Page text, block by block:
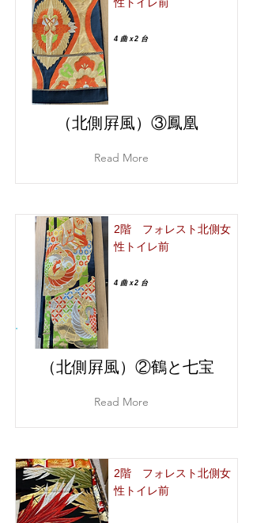
4 曲ｘ2 台
（北側屛風）③鳳凰
Read More
2階 フォレスト北側女
性トイレ前
4 曲ｘ2 台
（北側屛風）②鶴と七宝
Read More
2階 フォレスト北側女
性トイレ前